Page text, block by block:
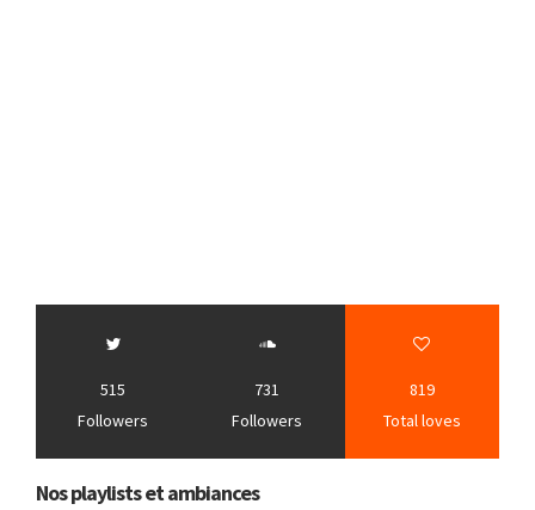
515
Followers
731
Followers
819
Total loves
Nos playlists et ambiances